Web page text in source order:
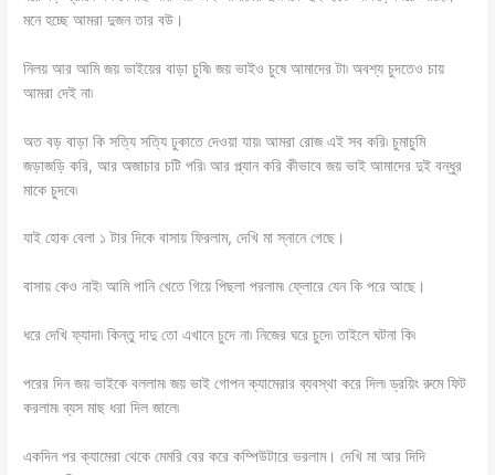
মনে হচ্ছে আমরা দুজন তার বউ।
নিলয় আর আমি জয় ভাইয়ের বাড়া চুষি৷ জয় ভাইও চুষে আমাদের টা৷ অবশ্য চুদতেও চায়
আমরা দেই না৷
অত বড় বাড়া কি সত্যি সত্যি ঢুকাতে দেওয়া যায়৷ আমরা রোজ এই সব করি৷ চুমাচুমি
জড়াজড়ি করি, আর অজাচার চটি পরি৷ আর প্ল্যান করি কীভাবে জয় ভাই আমাদের দুই বন্ধুর
মাকে চুদবে৷
যাই হোক বেলা ১ টার দিকে বাসায় ফিরলাম, দেখি মা স্নানে গেছে।
বাসায় কেও নাই৷ আমি পানি খেতে গিয়ে পিছলা পরলাম৷ ফ্লোরে যেন কি পরে আছে।
ধরে দেখি ফ্যাদা৷ কিন্তু দাদু তো এখানে চুদে না৷ নিজের ঘরে চুদে৷ তাইলে ঘটনা কি৷
পরের দিন জয় ভাইকে বললাম৷ জয় ভাই গোপন ক্যামেরার ব্যবস্থা করে দিল৷ ড্রয়িং রুমে ফিট
করলাম৷ ব্যস মাছ ধরা দিল জালে৷
একদিন পর ক্যামেরা থেকে মেমরি বের করে কম্পিউটারে ভরলাম। দেখি মা আর দিদি